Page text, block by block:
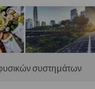
συστημάτων